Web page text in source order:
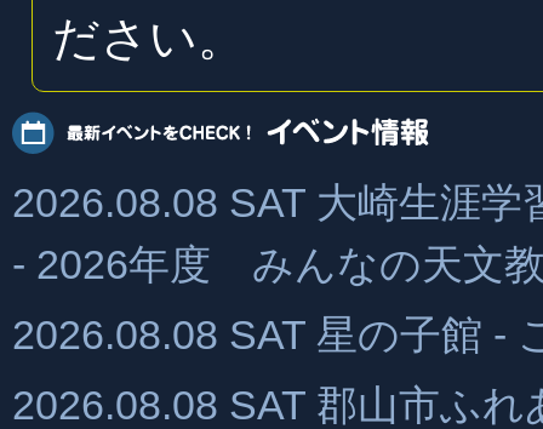
ださい。
2026.08.08 SAT 大崎生涯
- 2026年度 みんなの天文
2026.08.08 SAT 星の子館 -
2026.08.08 SAT 郡山市ふ